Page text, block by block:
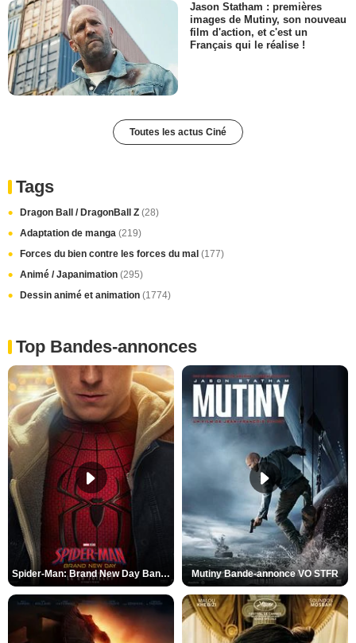
Jason Statham : premières
images de Mutiny, son nouveau
film d'action, et c'est un
Français qui le réalise !
Toutes les actus Ciné
Tags
Dragon Ball / DragonBall Z (28)
Adaptation de manga (219)
Forces du bien contre les forces du mal (177)
Animé / Japanimation (295)
Dessin animé et animation (1774)
Top Bandes-annonces
Spider-Man: Brand New Day Bande-annonce VO STFR Mutiny Bande-annonce VO STFR